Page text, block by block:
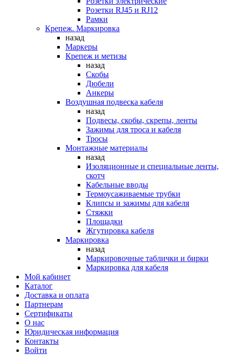
Розетки RJ45 и RJ12
Рамки
Крепеж. Маркировка
назад
Маркеры
Крепеж и метизы
назад
Скобы
Дюбели
Анкеры
Воздушная подвеска кабеля
назад
Подвесы, скобы, скрепы, ленты
Зажимы для троса и кабеля
Тросы
Монтажные материалы
назад
Изоляционные и специальные ленты,
скотч
Кабельные вводы
Термоусаживаемые трубки
Клипсы и зажимы для кабеля
Стяжки
Площадки
Жгутировка кабеля
Маркировка
назад
Маркировочные таблички и бирки
Маркировка для кабеля
Мой кабинет
Каталог
Доставка и оплата
Партнерам
Сертификаты
О нас
Юридическая информация
Контакты
Войти